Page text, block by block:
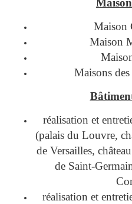
Maison
Maison
Maisons
réalisation et
(palais du Louvre,
de Versailles,
de Saint-
réalisation et